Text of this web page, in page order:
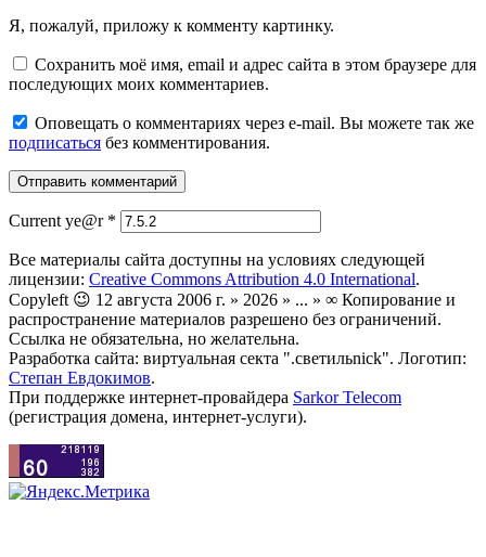
Я, пожалуй, приложу к комменту картинку.
Сохранить моё имя, email и адрес сайта в этом браузере для
последующих моих комментариев.
Оповещать о комментариях через e-mail. Вы можете так же
подписаться без комментирования.
Current ye@r *
Все материалы сайта доступны на условиях следующей
лицензии: Creative Commons Attribution 4.0 International.
Copyleft 😉 12 августа 2006 г. » 2026 » ... » ∞ Копирование и
распространение материалов разрешено без ограничений.
Ссылка не обязательна, но желательна.
Разработка сайта: виртуальная секта ".светильnick". Логотип:
Степан Евдокимов.
При поддержке интернет-провайдера Sarkor Telecom
(регистрация домена, интернет-услуги).